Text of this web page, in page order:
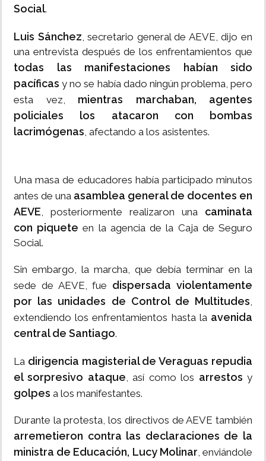
Social.
Luis Sánchez, secretario general de AEVE, dijo en
una entrevista después de los enfrentamientos que
todas las manifestaciones habían sido
pacíficas y no se había dado ningún problema, pero
esta vez, mientras marchaban, agentes
policiales los atacaron con bombas
lacrimógenas, afectando a los asistentes.
Una masa de educadores había participado minutos
antes de una asamblea general de docentes en
AEVE, posteriormente realizaron una caminata
con piquete en la agencia de la Caja de Seguro
Social.
Sin embargo, la marcha, que debía terminar en la
sede de AEVE, fue dispersada violentamente
por las unidades de Control de Multitudes,
extendiendo los enfrentamientos hasta la avenida
central de Santiago.
La dirigencia magisterial de Veraguas repudia
el sorpresivo ataque, así como los arrestos y
golpes a los manifestantes.
Durante la protesta, los directivos de AEVE también
arremetieron contra las declaraciones de la
ministra de Educación, Lucy Molinar, enviándole